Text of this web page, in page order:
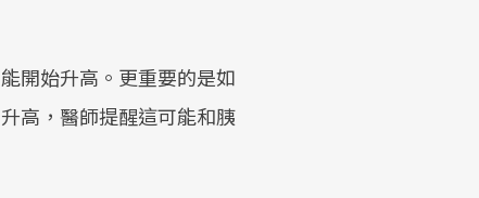
開始升高。更重要的是如
高，醫師提醒這可能和胰